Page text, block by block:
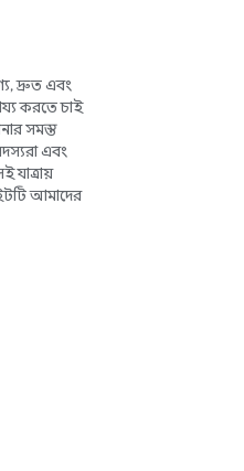
দ্রুত এবং
করতে চাই
সমস্ত
এবং
যাত্রায়
আমাদের